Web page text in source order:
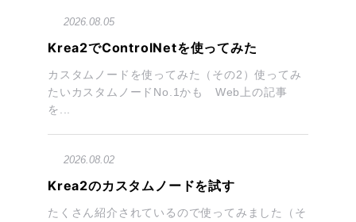
2026.08.05
Krea2でControlNetを使ってみた
カスタムノードを使ってみた（その2）使ってみ
たいカスタムノードNo.1かも Web上の記事
を...
2026.08.02
Krea2のカスタムノードを試す
たくさん紹介されているので使ってみました（そ